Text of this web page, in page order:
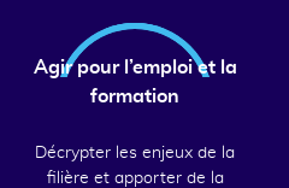
Agir pour l’emploi et la
formation
Décrypter les enjeux de la
filière et apporter de la